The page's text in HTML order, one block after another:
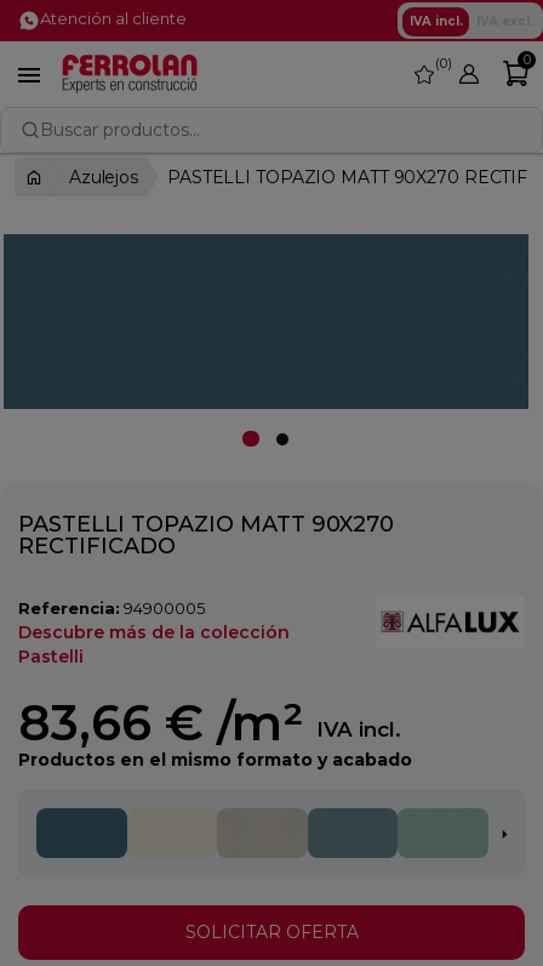
Atención al cliente IVA incl.
 favorite
0 0
Buscar productos...
Azulejos PASTELLI TOPAZIO MATT 90X270
PASTELLI TOPAZIO MATT 90X270
RECTIFICADO
Referencia: 94900005
Descubre más de la colección
Pastelli
83,66 € /m² IVA incl.
Productos en el mismo formato y acabado
SOLICITAR OFERTA